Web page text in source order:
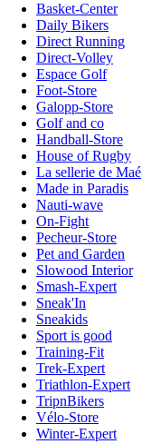
Basket-Center
Daily Bikers
Direct Running
Direct-Volley
Espace Golf
Foot-Store
Galopp-Store
Golf and co
Handball-Store
House of Rugby
La sellerie de Maé
Made in Paradis
Nauti-wave
On-Fight
Pecheur-Store
Pet and Garden
Slowood Interior
Smash-Expert
Sneak'In
Sneakids
Sport is good
Training-Fit
Trek-Expert
Triathlon-Expert
TripnBikers
Vélo-Store
Winter-Expert